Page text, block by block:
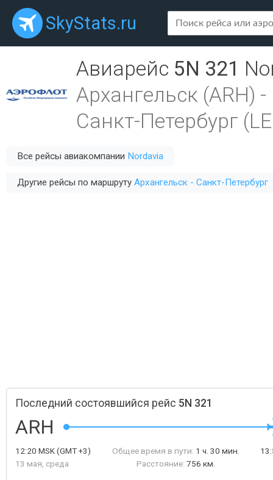
SkyStats.ru
Авиарейс 5N 321
Архангельск (ARH) -
Санкт-Петербург
Все рейсы авиакомпании Nordavia
Другие рейсы по маршруту Архангельск - Санкт-Петербург
Последний состоявшийся рейс 5N 321
ARH
12:20 MSK(GMT +3)
13 мая, среда
Общее время в пути: 1 ч. 30 мин.
Расстояние: 756 км.